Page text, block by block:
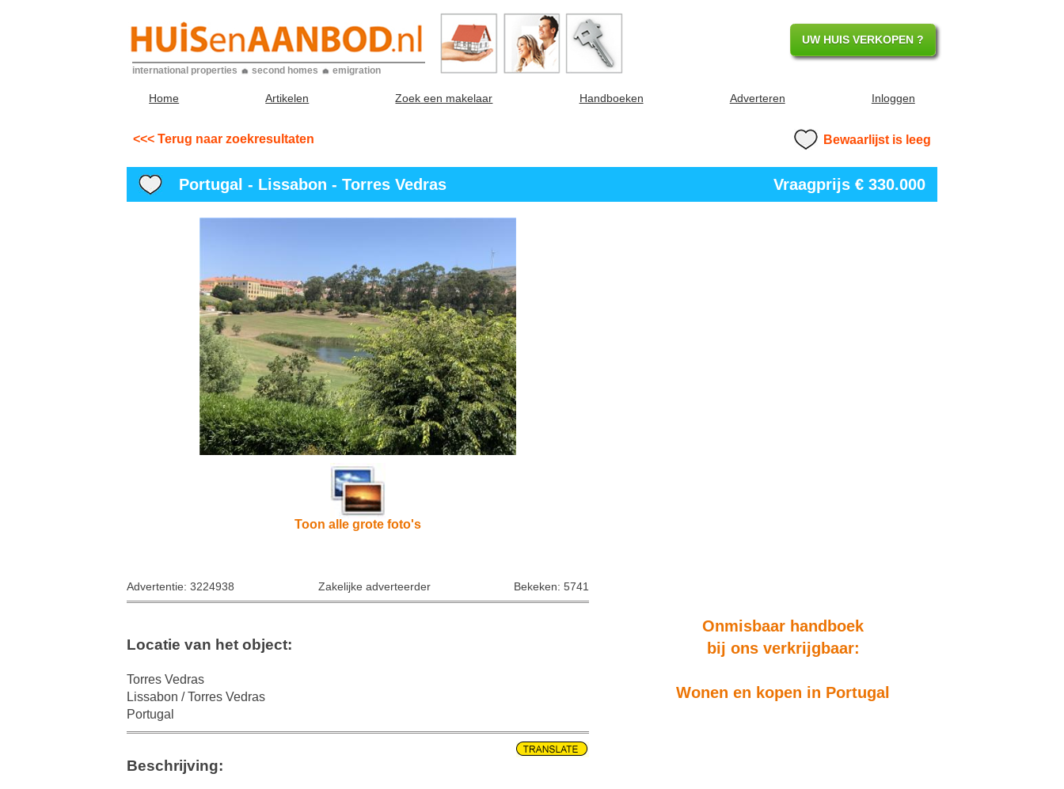
international properties second homes emigration
UW HUIS VERKOPEN ?
Home Artikelen Zoek een makelaar Handboeken Adverteren Inloggen
<<< Terug naar zoekresultaten Bewaarlijst is leeg
Portugal - Lissabon - Torres Vedras Vraagprijs € 330.000
Toon alle grote foto's
Advertentie: 3224938 Zakelijke adverteerder Bekeken: 5741
Onmisbaar handboek
bij ons verkrijgbaar:
Wonen en kopen in Portugal
Locatie van het object:
Torres Vedras
Lissabon / Torres Vedras
Portugal
Beschrijving: